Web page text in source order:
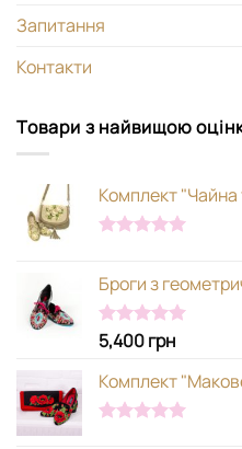
Запитання
Контакти
Товари з найвищою
Комплект
Броги з
Оцінено в
з 5
5,400грн
Комплект